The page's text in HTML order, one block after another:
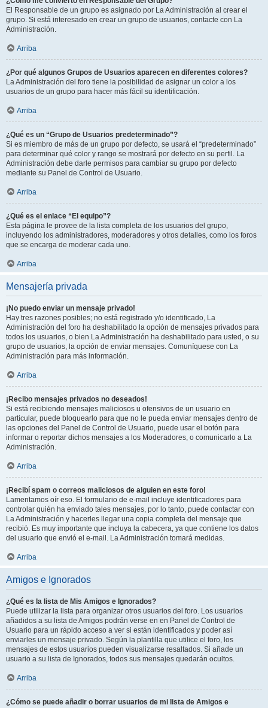
El Responsable de un grupo es asignado por La Administración al crear el
grupo. Si está interesado en crear un grupo de usuarios, contacte con La
Administración.
Arriba
¿Por qué algunos Grupos de Usuarios aparecen en diferentes colores?
La Administración del foro tiene la posibilidad de asignar un color a los
usuarios de un grupo para hacer más fácil su identificación.
Arriba
¿Qué es un “Grupo de Usuarios predeterminado”?
Si es miembro de más de un grupo por defecto, se usará el “predeterminado”
para determinar qué color y rango se mostrará por defecto en su perfil. La
Administración debe darle permisos para cambiar su grupo por defecto
mediante su Panel de Control de Usuario.
Arriba
¿Qué es el enlace “El equipo”?
Esta página le provee de la lista completa de los usuarios del grupo,
incluyendo los administradores, moderadores y otros detalles, como los foros
que se encarga de moderar cada uno.
Arriba
Mensajería privada
¡No puedo enviar un mensaje privado!
Hay tres razones posibles; no está registrado y/o identificado, La
Administración del foro ha deshabilitado la opción de mensajes privados para
todos los usuarios, o bien La Administración ha deshabilitado para usted, o su
grupo de usuarios, la opción de enviar mensajes. Comuníquese con La
Administración para más información.
Arriba
¡Recibo mensajes privados no deseados!
Si está recibiendo mensajes maliciosos u ofensivos de un usuario en
particular, puede bloquearlo para que no le pueda enviar mensajes dentro de
las opciones del Panel de Control de Usuario, puede usar el botón para
informar o reportar dichos mensajes a los Moderadores, o comunicarlo a La
Administración.
Arriba
¡Recibí spam o correos maliciosos de alguien en este foro!
Lamentamos oír eso. El formulario de e-mail incluye identificadores para
controlar quién ha enviado tales mensajes, por lo tanto, puede contactar con
La Administración y hacerles llegar una copia completa del mensaje que
recibió. Es muy importante que incluya la cabecera, ya que contiene los datos
del usuario que envió el e-mail. La Administración tomará medidas.
Arriba
Amigos e Ignorados
¿Qué es la lista de Mis Amigos e Ignorados?
Puede utilizar la lista para organizar otros usuarios del foro. Los usuarios
añadidos a su lista de Amigos podrán verse en en Panel de Control de
Usuario para un rápido acceso a ver si están identificados y poder así
enviarles un mensaje privado. Según la plantilla que utilice el foro, los
mensajes de estos usuarios pueden visualizarse resaltados. Si añade un
usuario a su lista de Ignorados, todos sus mensajes quedarán ocultos.
Arriba
¿Cómo se puede añadir o borrar usuarios de mi lista de Amigos e